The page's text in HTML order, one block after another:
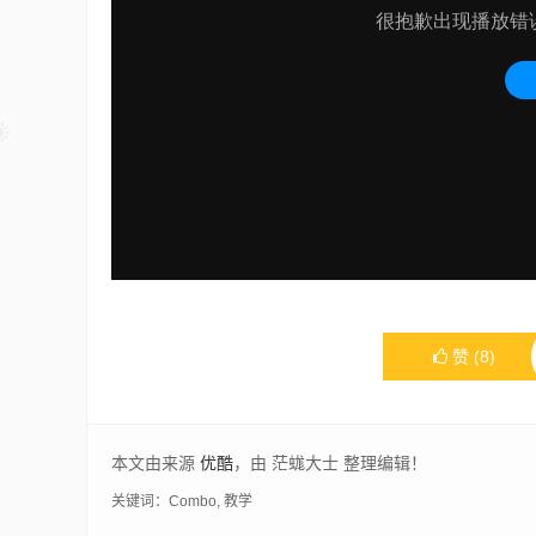
赞 (8)
本文由来源 优酷，由 茫蛖大士 整理编辑！
关键词： Combo, 教学